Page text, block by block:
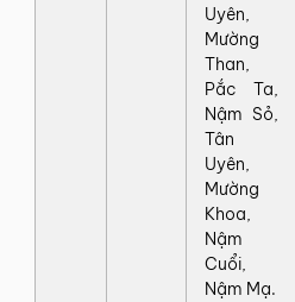
Uyên,
Mường
Than,
Pắc Ta,
Nậm Sỏ,
Tân
Uyên,
Mường
Khoa,
Nậm
Cuổi,
Nậm Mạ.